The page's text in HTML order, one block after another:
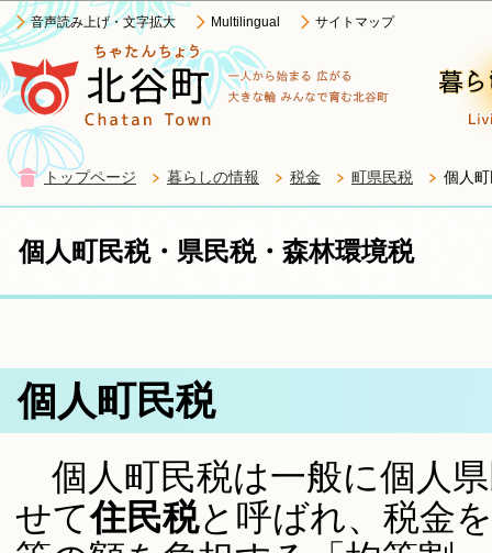
音声読み上げ・文字拡大 Multilingual サイトマップ
トップページ 暮らしの情報 税金 町県民税 個人
個人町民税・県民税・森林環境税
個人町民税
個人町民税は一般に個人
せて住民税と呼ばれ、税金